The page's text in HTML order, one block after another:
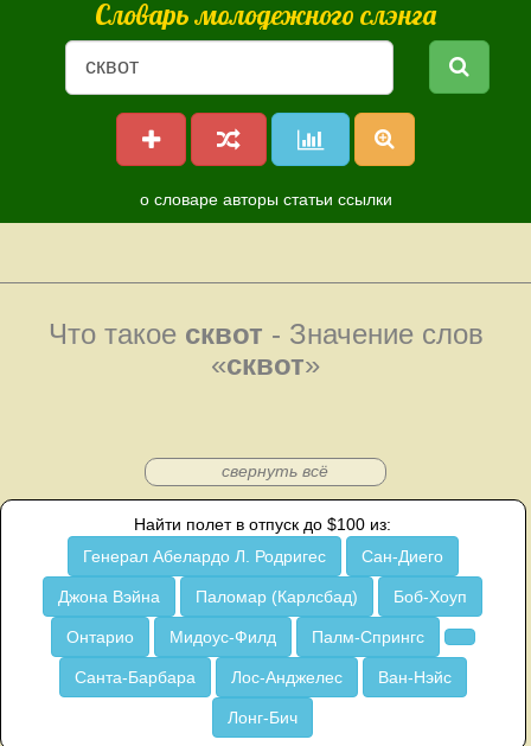
Словарь молодежного слэнга
о словаре авторы статьи ссылки
Что такое сквот - Значение слов
«сквот»
свернуть всё
Найти полет в отпуск до $100 из:
Генерал Абелардо Л. Родригес
Сан-Диего
Джона Вэйна Паломар (Карлсбад) Боб-Хоуп
Онтарио Мидоус-Филд Палм-Спрингс
Санта-Барбара Лос-Анджелес Ван-Нэйс
Лонг-Бич